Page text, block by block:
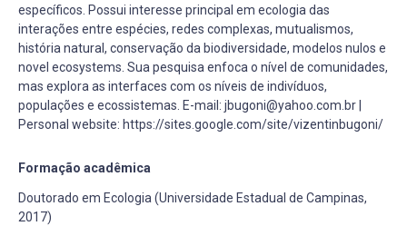
específicos. Possui interesse principal em ecologia das
interações entre espécies, redes complexas, mutualismos,
história natural, conservação da biodiversidade, modelos nulos e
novel ecosystems. Sua pesquisa enfoca o nível de comunidades,
mas explora as interfaces com os níveis de indivíduos,
populações e ecossistemas. E-mail: jbugoni@yahoo.com.br |
Personal website: https://sites.google.com/site/vizentinbugoni/
Formação acadêmica
Doutorado em Ecologia (Universidade Estadual de Campinas,
2017)